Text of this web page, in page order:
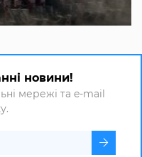
новини!
мережі та e-mail